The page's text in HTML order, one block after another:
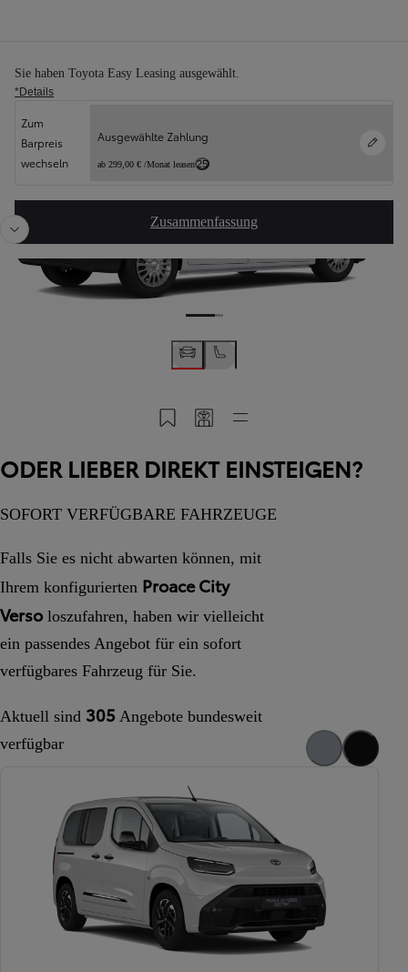
Ausgewählte Zahlung
ab 299,00 € /Monat leasen25
Anpassen
Zum
Barpreis
wechseln
Zusammenfassung
Sie haben Toyota Easy Leasing ausgewählt.
*Details
Konfigurationszusammenfassung
In MyToyota speichern
Meinen Code teilen
ODER LIEBER DIREKT EINSTEIGEN?
SOFORT VERFÜGBARE FAHRZEUGE
Falls Sie es nicht abwarten können, mit
Ihrem konfigurierten Proace City
Verso loszufahren, haben wir vielleicht
ein passendes Angebot für ein sofort
verfügbares Fahrzeug für Sie.
Aktuell sind 305 Angebote bundesweit
verfügbar